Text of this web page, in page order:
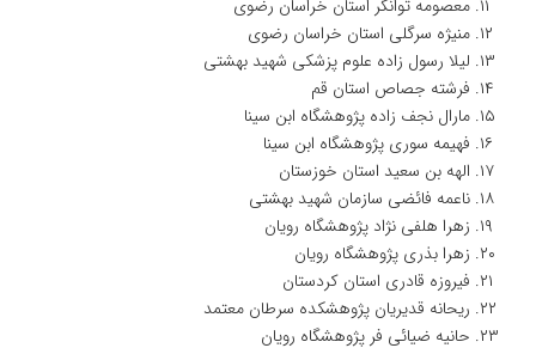
معصومه توانگر استان خراسان رضوی
منیژه سرگلی استان خراسان رضوی
لیلا رسول زاده علوم پزشکی شهید بهشتی
فرشته جصاص استان قم
مارال نجف زاده پژوهشگاه ابن سینا
فهیمه سوری پژوهشگاه ابن سینا
الهه بن سعید استان خوزستان
ناعمه فائضی سازمان شهید بهشتی
زهرا هلفی نژاد پژوهشگاه رویان
زهرا بذری پژوهشگاه رویان
فیروزه قادری استان کردستان
ریحانه قدیریان پژوهشکده سرطان معتمد
حانیه ضیائی فر پژوهشگاه رویان